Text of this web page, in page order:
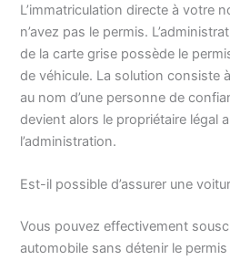
L’immatriculation directe à votre
n’avez pas le permis.
de la carte grise possède le
de véhicule. La solution consiste
au nom d’une personne de
devient alors le propriétaire légal
l’administration.
Est-il possible d’assurer une
Vous pouvez effectivement
automobile sans détenir le